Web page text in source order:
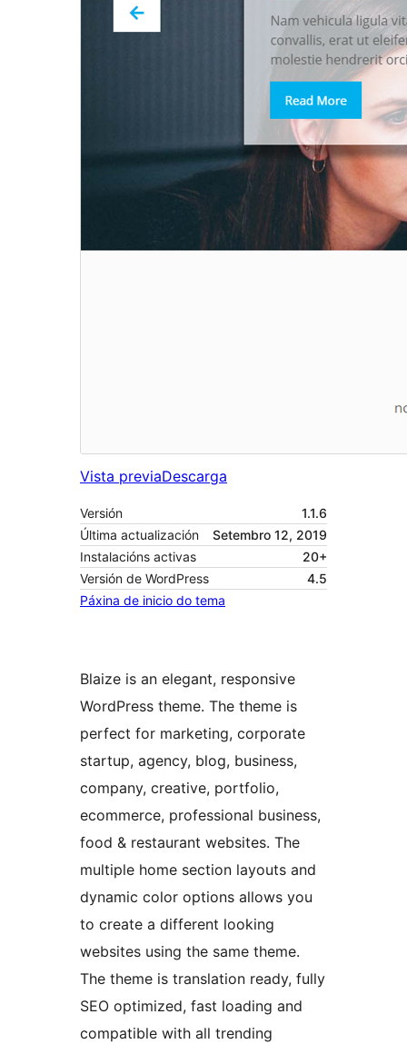
Vista previaDescarga
Versión
1.1.6
Última actualización
Setembro 12, 2019
Instalacións activas
20+
Versión de WordPress
4.5
Páxina de inicio do tema
Blaize is an elegant, responsive
WordPress theme. The theme is
perfect for marketing, corporate
startup, agency, blog, business,
company, creative, portfolio,
ecommerce, professional business,
food & restaurant websites. The
multiple home section layouts and
dynamic color options allows you
to create a different looking
websites using the same theme.
The theme is translation ready, fully
SEO optimized, fast loading and
compatible with all trending